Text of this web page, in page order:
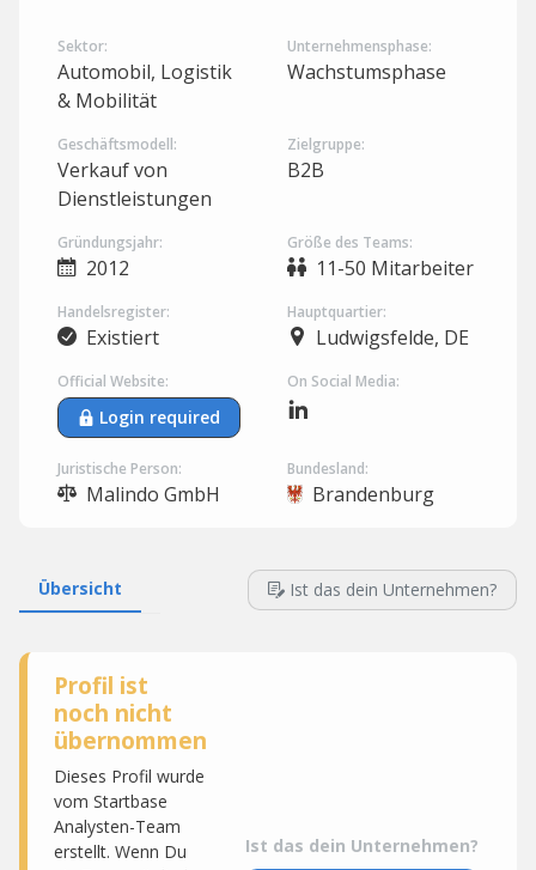
Sektor:
Automobil, Logistik
& Mobilität
Unternehmensphase:
Wachstumsphase
Geschäftsmodell:
Verkauf von
Dienstleistungen
Zielgruppe:
B2B
Gründungsjahr:
2012
Größe des Teams:
11-50 Mitarbeiter
Handelsregister:
Existiert
Hauptquartier:
Ludwigsfelde, DE
Official Website:
Login required
On Social Media:
Juristische Person:
Malindo GmbH
Bundesland:
Brandenburg
Übersicht Ist das dein Unternehmen?
Profil ist
noch nicht
übernommen
Dieses Profil wurde
vom Startbase
Analysten-Team
erstellt. Wenn Du
Ist das dein Unternehmen?